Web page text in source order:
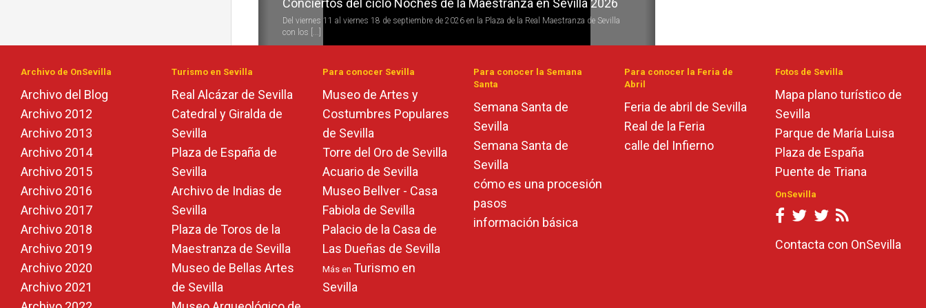
Conciertos del ciclo Noches de la Maestranza en Sevilla 2026
Del viernes 11 al viernes 18 de septiembre de 2026 en la Plaza de la Real Maestranza de Sevilla
con los [...]
Conciertos del ciclo Candlelight en Sevilla
Durante todo el año se desarrolla la programación del ciclo de conciertos Candlelight (a la luz de
las velas) de [...]
Archivo de OnSevilla
Archivo del Blog
Archivo 2012
Archivo 2013
Archivo 2014
Archivo 2015
Archivo 2016
Archivo 2017
Archivo 2018
Archivo 2019
Archivo 2020
Archivo 2021
Turismo en Sevilla
Real Alcázar de Sevilla
Catedral y Giralda de
Sevilla
Plaza de España de
Sevilla
Archivo de Indias de
Sevilla
Plaza de Toros de la
Maestranza de Sevilla
Museo de Bellas Artes
de Sevilla
Para conocer Sevilla
Museo de Artes y
Costumbres Populares
de Sevilla
Torre del Oro de Sevilla
Acuario de Sevilla
Museo Bellver - Casa
Fabiola de Sevilla
Palacio de la Casa de
Las Dueñas de Sevilla
Más en Turismo en
Sevilla
Para conocer la Semana
Santa
Semana Santa de
Sevilla
Semana Santa de
Sevilla
cómo es una procesión
pasos
información básica
Para conocer la Feria de
Abril
Feria de abril de Sevilla
Real de la Feria
calle del Infierno
Fotos de Sevilla
Mapa plano turístico de
Sevilla
Parque de María Luisa
Plaza de España
Puente de Triana
OnSevilla
Contacta con OnSevilla